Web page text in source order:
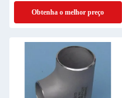
extremidade Buttweld, por SP 75 de
MSS, por ASME B16.25
Obtenha o melhor preço